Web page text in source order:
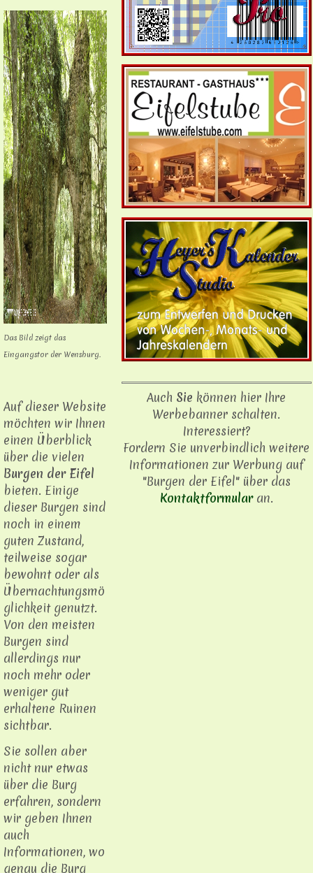
Das Bild zeigt das
Eingangstor der Wensburg.
Auf dieser Website
möchten wir Ihnen
einen Überblick
über die vielen
Burgen der Eifel
bieten. Einige
dieser Burgen sind
noch in einem
guten Zustand,
teilweise sogar
bewohnt oder als
Übernachtungsmö
glichkeit genutzt.
Von den meisten
Burgen sind
allerdings nur
noch mehr oder
weniger gut
erhaltene Ruinen
sichtbar.
Sie sollen aber
nicht nur etwas
über die Burg
erfahren, sondern
wir geben Ihnen
auch
Informationen, wo
genau die Burg
Auch Sie können hier Ihre
Werbebanner schalten.
Interessiert?
Fordern Sie unverbindlich weitere
Informationen zur Werbung auf
"Burgen der Eifel" über das
Kontaktformularan.